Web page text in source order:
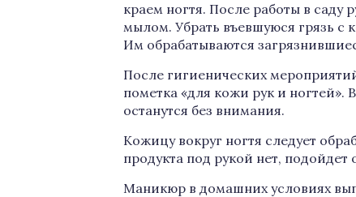
краем ногтя. После работы в саду
мылом. Убрать въевшуюся грязь
Им обрабатываются
После гигиенических
пометка «для кожи рук и ногтей».
останутся без внимания.
Кожицу вокруг ногтя следует
продукта под рукой нет,
Маникюр в домашних условиях